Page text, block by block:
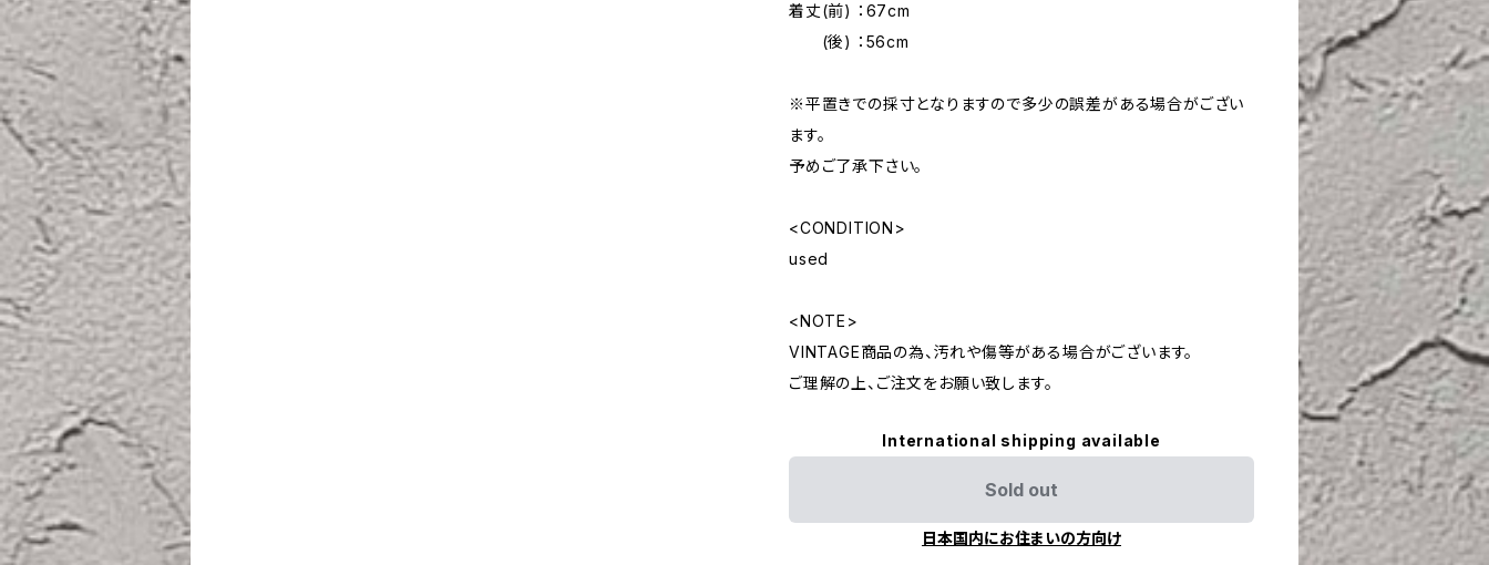
着丈(前) ：67cm
(後) ：56cm
※平置きでの採寸となりますので多少の誤差がある場合がござい
ます。
予めご了承下さい。
<CONDITION>
used
<NOTE>
VINTAGE商品の為、汚れや傷等がある場合がございます。
ご理解の上、ご注文をお願い致します。
International shipping available
Sold out
日本国内にお住まいの方向け